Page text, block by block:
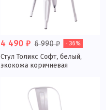
4 490 ₽ 6 990 ₽ - 36%
Стул Толикс Софт, белый,
экокожа коричневая